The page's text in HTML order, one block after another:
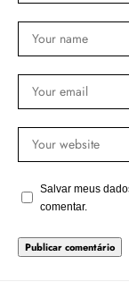
Salvar meus
comentar.